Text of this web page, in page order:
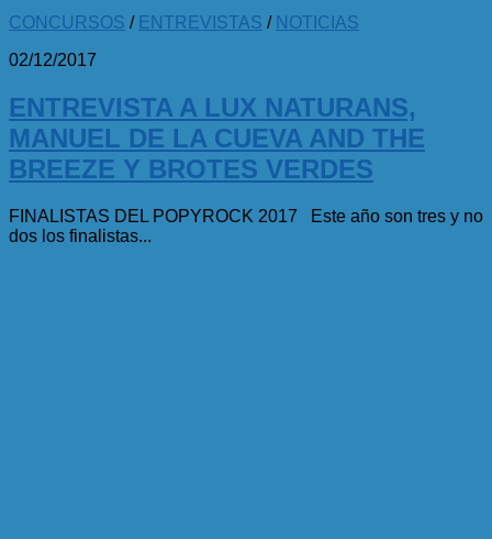
CONCURSOS / ENTREVISTAS / NOTICIAS
02/12/2017
ENTREVISTA A LUX NATURANS,
MANUEL DE LA CUEVA AND THE
BREEZE Y BROTES VERDES
FINALISTAS DEL POPYROCK 2017 Este año son tres y no
dos los finalistas...